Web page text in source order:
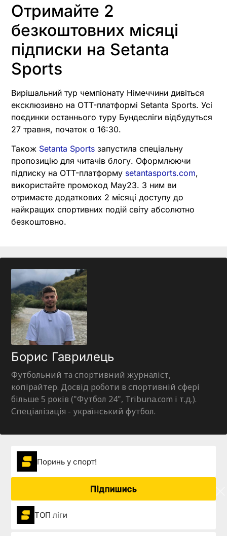
Отримайте 2
безкоштовних місяці
підписки на Setanta
Sports
Вирішальний тур чемпіонату Німеччини дивіться
ексклюзивно на OTT-платформі Setanta Sports. Усі
поєдинки останнього туру Бундесліги відбудуться
27 травня, початок о 16:30.
Також Setanta Sports запустила спеціальну
пропозицію для читачів блогу. Оформлюючи
підписку на OTT-платформу setantasports.com,
використайте промокод May23. З ним ви
отримаєте додаткових 2 місяці доступу до
найкращих спортивних подій світу абсолютно
безкоштовно.
Борис Гаврилець
Футбольний та спортивний журналіст,
копірайтер. Досвід роботи в спортивній сфері
більше 5 років ("Футбол 24", Tribuna.com і т.д.).
Спеціалізація - український футбол.
Поринь у спорт!
Підпишись
ТОП ліги